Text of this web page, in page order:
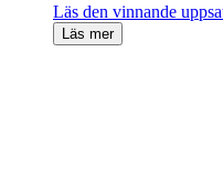
Läs den vinnande
Läs mer